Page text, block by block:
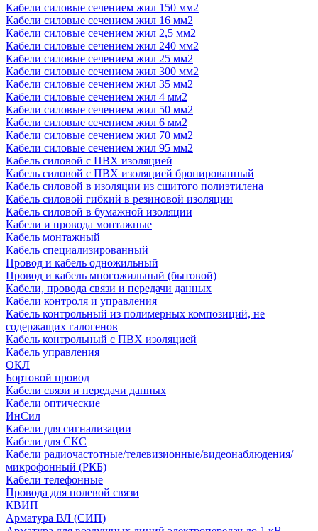
Кабели силовые сечением жил 150 мм2
Кабели силовые сечением жил 16 мм2
Кабели силовые сечением жил 2,5 мм2
Кабели силовые сечением жил 240 мм2
Кабели силовые сечением жил 25 мм2
Кабели силовые сечением жил 300 мм2
Кабели силовые сечением жил 35 мм2
Кабели силовые сечением жил 4 мм2
Кабели силовые сечением жил 50 мм2
Кабели силовые сечением жил 6 мм2
Кабели силовые сечением жил 70 мм2
Кабели силовые сечением жил 95 мм2
Кабель силовой с ПВХ изоляцией
Кабель силовой с ПВХ изоляцией бронированный
Кабель силовой в изоляции из сшитого полиэтилена
Кабель силовой гибкий в резиновой изоляции
Кабель силовой в бумажной изоляции
Кабели и провода монтажные
Кабель монтажный
Кабель специализированный
Провод и кабель одножильный
Провод и кабель многожильный (бытовой)
Кабели, провода связи и передачи данных
Кабели контроля и управления
Кабель контрольный из полимерных композиций, не
содержащих галогенов
Кабель контрольный с ПВХ изоляцией
Кабель управления
ОКЛ
Бортовой провод
Кабели связи и передачи данных
Кабели оптические
ИнСил
Кабели для сигнализации
Кабели для СКС
Кабели радиочастотные/телевизионные/видеонаблюдения/
микрофонный (РКБ)
Кабели телефонные
Провода для полевой связи
КВИП
Арматура ВЛ (СИП)